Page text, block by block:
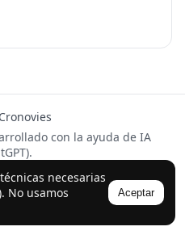
necesarias
No usamos
Aceptar
con la ayuda de IA
en Instagram